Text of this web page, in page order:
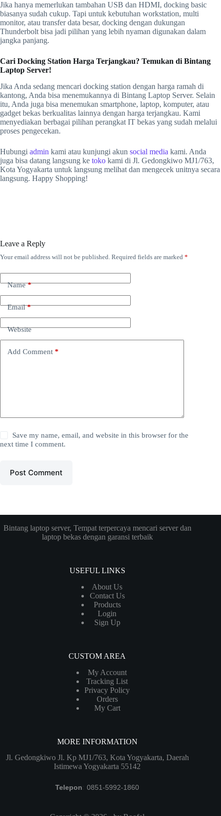
Jika hanya memerlukan tambahan USB dan HDMI, docking basic
biasanya sudah cukup. Tapi untuk kebutuhan workstation, multi
monitor, atau transfer data besar, docking dengan dukungan
Thunderbolt bisa jadi pilihan yang lebih nyaman digunakan dalam
jangka panjang.
Cari Docking Station Harga Terjangkau? Temukan di Bintang
Laptop Server!
Jika Anda sedang mencari docking station dengan harga ramah di
kantong, Anda bisa menemukannya di Bintang Laptop Server. Selain
itu, Anda juga bisa menemukan smartphone, laptop, komputer, atau
gadget bekas berkualitas lainnya dengan harga terjangkau. Kami
menyediakan berbagai pilihan perangkat IT bekas yang sudah melalui
proses pengecekan.
Hubungi admin kami atau kunjungi akun social media kami. Anda
juga bisa datang langsung ke toko kami di Jl. Gedongkiwo MJ1/763,
Kota Yogyakarta untuk langsung melihat dan mengecek unitnya secara
langsung. Happy Shopping!
Leave a Reply
Your email address will not be published. Required fields are marked *
Name*
Email*
Website
Add Comment *
Save my name, email, and website in this browser for the
next time I comment.
Post Comment
Bintang laptop server, Tempat terpercaya mencari server dan
laptop bekas dengan garansi terbaik
USEFUL LINKS
About Us
Contact Us
Products
Login
Sign Up
CUSTOM AREA
My Account
Tracking List
Privacy Policy
Orders
My Cart
MORE INFORMATION
Jl. Gedongkiwo Jl. Kp MJ1/763, Kota Yogyakarta, Daerah
Istimewa Yogyakarta 55142
Telepon :0851-5992-1860